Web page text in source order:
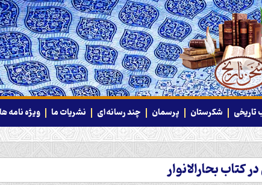
تاریخی شکرستان پرسمان چند رسانه‌ای نشریات ما ویژه نامه ها
كتاب بحارالانوار